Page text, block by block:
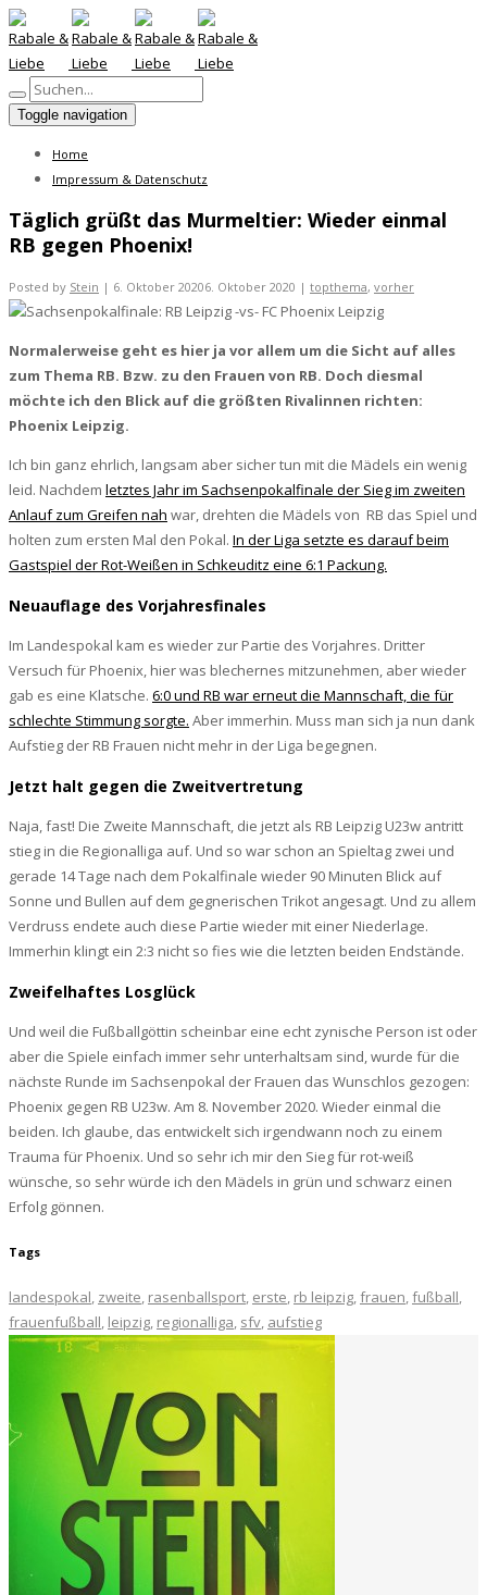
Toggle navigation
Home
Impressum & Datenschutz
Täglich grüßt das Murmeltier: Wieder einmal
RB gegen Phoenix!
Posted by Stein | 6. Oktober 20206. Oktober 2020 | topthema, vorher
Normalerweise geht es hier ja vor allem um die Sicht auf alles
zum Thema RB. Bzw. zu den Frauen von RB. Doch diesmal
möchte ich den Blick auf die größten Rivalinnen richten:
Phoenix Leipzig.
Ich bin ganz ehrlich, langsam aber sicher tun mit die Mädels ein wenig
leid. Nachdem letztes Jahr im Sachsenpokalfinale der Sieg im zweiten
Anlauf zum Greifen nah war, drehten die Mädels von RB das Spiel und
holten zum ersten Mal den Pokal. In der Liga setzte es darauf beim
Gastspiel der Rot-Weißen in Schkeuditz eine 6:1 Packung.
Neuauflage des Vorjahresfinales
Im Landespokal kam es wieder zur Partie des Vorjahres. Dritter
Versuch für Phoenix, hier was blechernes mitzunehmen, aber wieder
gab es eine Klatsche. 6:0 und RB war erneut die Mannschaft, die für
schlechte Stimmung sorgte. Aber immerhin. Muss man sich ja nun dank
Aufstieg der RB Frauen nicht mehr in der Liga begegnen.
Jetzt halt gegen die Zweitvertretung
Naja, fast! Die Zweite Mannschaft, die jetzt als RB Leipzig U23w antritt
stieg in die Regionalliga auf. Und so war schon an Spieltag zwei und
gerade 14 Tage nach dem Pokalfinale wieder 90 Minuten Blick auf
Sonne und Bullen auf dem gegnerischen Trikot angesagt. Und zu allem
Verdruss endete auch diese Partie wieder mit einer Niederlage.
Immerhin klingt ein 2:3 nicht so fies wie die letzten beiden Endstände.
Zweifelhaftes Losglück
Und weil die Fußballgöttin scheinbar eine echt zynische Person ist oder
aber die Spiele einfach immer sehr unterhaltsam sind, wurde für die
nächste Runde im Sachsenpokal der Frauen das Wunschlos gezogen:
Phoenix gegen RB U23w. Am 8. November 2020. Wieder einmal die
beiden. Ich glaube, das entwickelt sich irgendwann noch zu einem
Trauma für Phoenix. Und so sehr ich mir den Sieg für rot-weiß
wünsche, so sehr würde ich den Mädels in grün und schwarz einen
Erfolg gönnen.
Tags
landespokal zweite rasenballsport erste rb leipzig frauen fußball
frauenfußball leipzig regionalliga sfv aufstieg